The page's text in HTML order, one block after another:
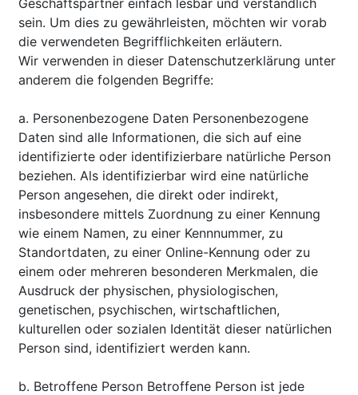
Geschäftspartner einfach lesbar und verständlich
sein. Um dies zu gewährleisten, möchten wir vorab
die verwendeten Begrifflichkeiten erläutern.
Wir verwenden in dieser Datenschutzerklärung unter
anderem die folgenden Begriffe:
a. Personenbezogene Daten Personenbezogene
Daten sind alle Informationen, die sich auf eine
identifizierte oder identifizierbare natürliche Person
beziehen. Als identifizierbar wird eine natürliche
Person angesehen, die direkt oder indirekt,
insbesondere mittels Zuordnung zu einer Kennung
wie einem Namen, zu einer Kennnummer, zu
Standortdaten, zu einer Online-Kennung oder zu
einem oder mehreren besonderen Merkmalen, die
Ausdruck der physischen, physiologischen,
genetischen, psychischen, wirtschaftlichen,
kulturellen oder sozialen Identität dieser natürlichen
Person sind, identifiziert werden kann.
b. Betroffene Person Betroffene Person ist jede